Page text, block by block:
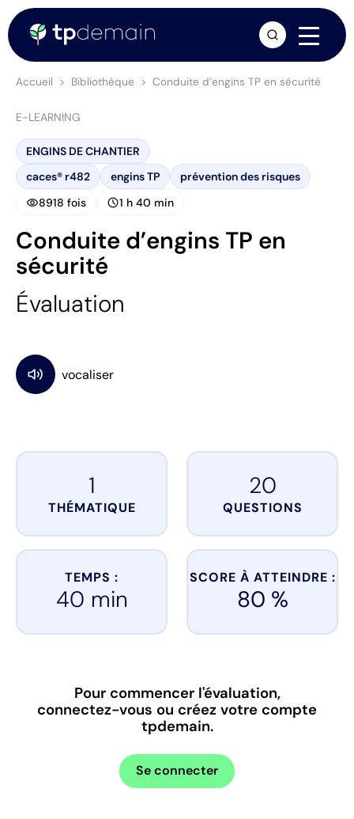
Accueil Bibliothèque Conduite d’engins TP en sécurité
E-LEARNING
ENGINS DE CHANTIER
caces® r482
engins TP prévention des risques
visibility8918 fois schedule1 h 40 min
Conduite d’engins TP en
sécurité
Évaluation
1
THÉMATIQUE
20
QUESTIONS
TEMPS :
40 min
SCORE À ATTEINDRE :
80 %
Pour commencer l'évaluation,
connectez-vous ou créez votre compte
tpdemain.
Se connecter
arrow_forward